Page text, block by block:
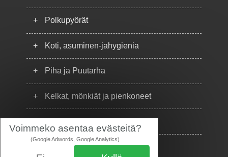
Voimmeko asentaa evästeitä?
(Google Adwords, Google Analytics)
+ Polkupyörät
+ Koti, asuminen-jahygienia
+ Piha ja Puutarha
+ Kelkat, mönkiät ja pienkoneet